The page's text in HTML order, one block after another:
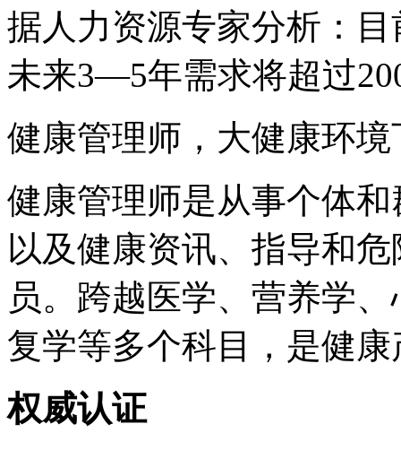
据人力资源专家分析：
未来3—5年需求将超过
健康管理师，大健康环
健康管理师是从事个体
以及健康资讯、指导和
员。跨越医学、营养学
复学等多个科目，是健
权威认证